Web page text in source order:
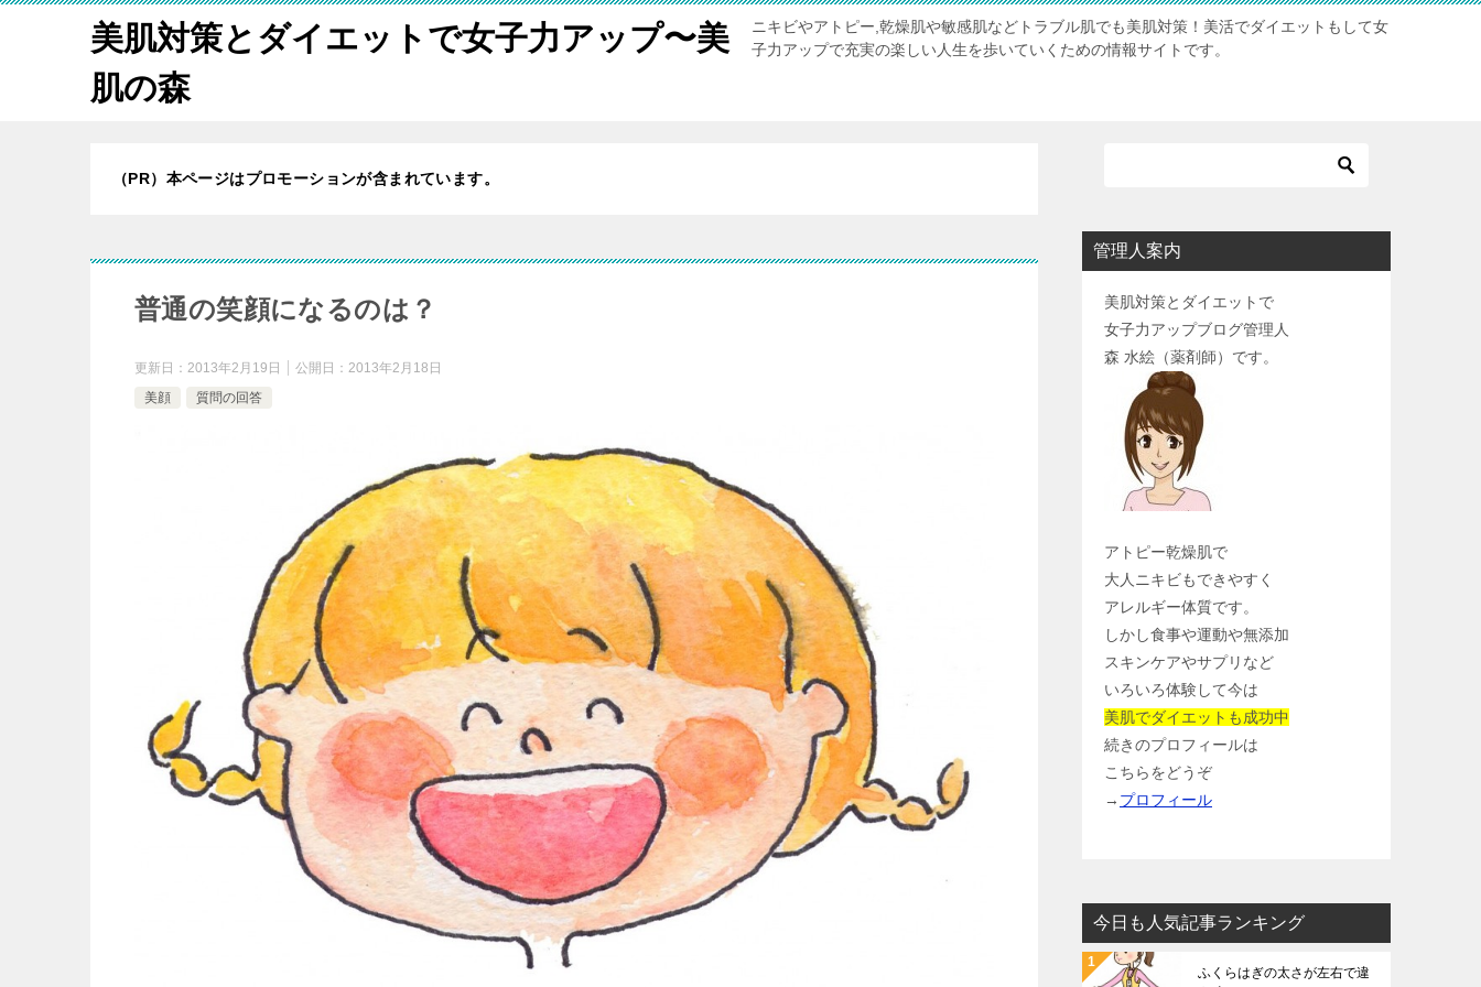
美肌対策とダイエットで女子力アップ〜美
肌の森
ニキビやアトピー,乾燥肌や敏感肌などトラブル肌でも美肌対策！美活でダイエットもして女
子力アップで充実の楽しい人生を歩いていくための情報サイトです。
（PR）本ページはプロモーションが含まれています。
普通の笑顔になるのは？
更新日： 2013年2月19日 公開日： 2013年2月18日
美顔
質問の回答
管理人案内
美肌対策とダイエットで
女子力アップブログ管理人
森 水絵（薬剤師）です。
アトピー乾燥肌で
大人ニキビもできやすく
アレルギー体質です。
しかし食事や運動や無添加
スキンケアやサプリなど
いろいろ体験して今は
美肌でダイエットも成功中
続きのプロフィールは
こちらをどうぞ
→ プロフィール
今日も人気記事ランキング
ふくらはぎの太さが左右で違